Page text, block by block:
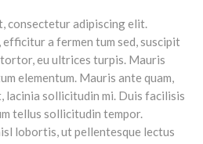
consectetur adipiscing elit.
efficitur a fermen tum sed, suscipit
eu ultrices turpis. Mauris
elementum. Mauris ante quam,
lacinia sollicitudin mi. Duis facilisis
tellus sollicitudin tempor.
lobortis, ut pellentesque lectus